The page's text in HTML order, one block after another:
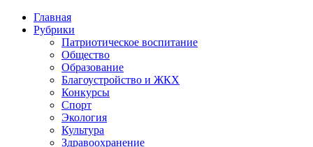
Главная
Рубрики
Патриотическое воспитание
Общество
Образование
Благоустройство и ЖКХ
Конкурсы
Спорт
Экология
Культура
Здравоохранение